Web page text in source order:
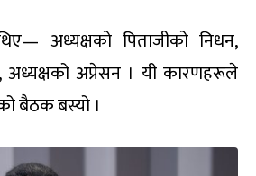
अध्यक्षको पिताजीको निधन,
अध्यक्षको अप्रेसन । यी कारणहरूले
बैठक बस्यो ।